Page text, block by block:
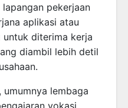
pekerjaan
aplikasi atau
diterima kerja
diambil lebih detil
lembaga
vokasi